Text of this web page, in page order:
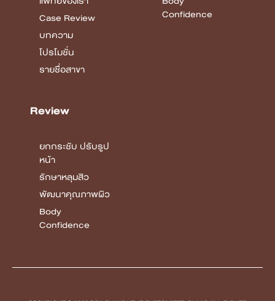
Case Review
บทความ
โปรโมชั่น
รายชื่อสาขา
Confidence
Review
ยกกระชับ ปรับรูป
หน้า
รักษาหลุมสิว
พัฒนาคุณภาพผิว
Body
Confidence